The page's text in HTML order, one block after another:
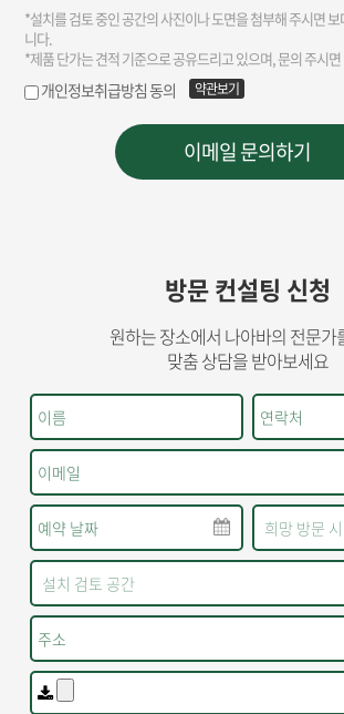
방문 컨설팅 신청
원하는 장소에서 나아바의 전문가
맞춤 상담을 받아보세요